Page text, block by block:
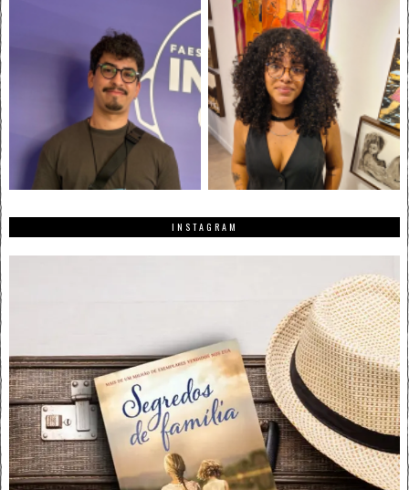
INSTAGRAM